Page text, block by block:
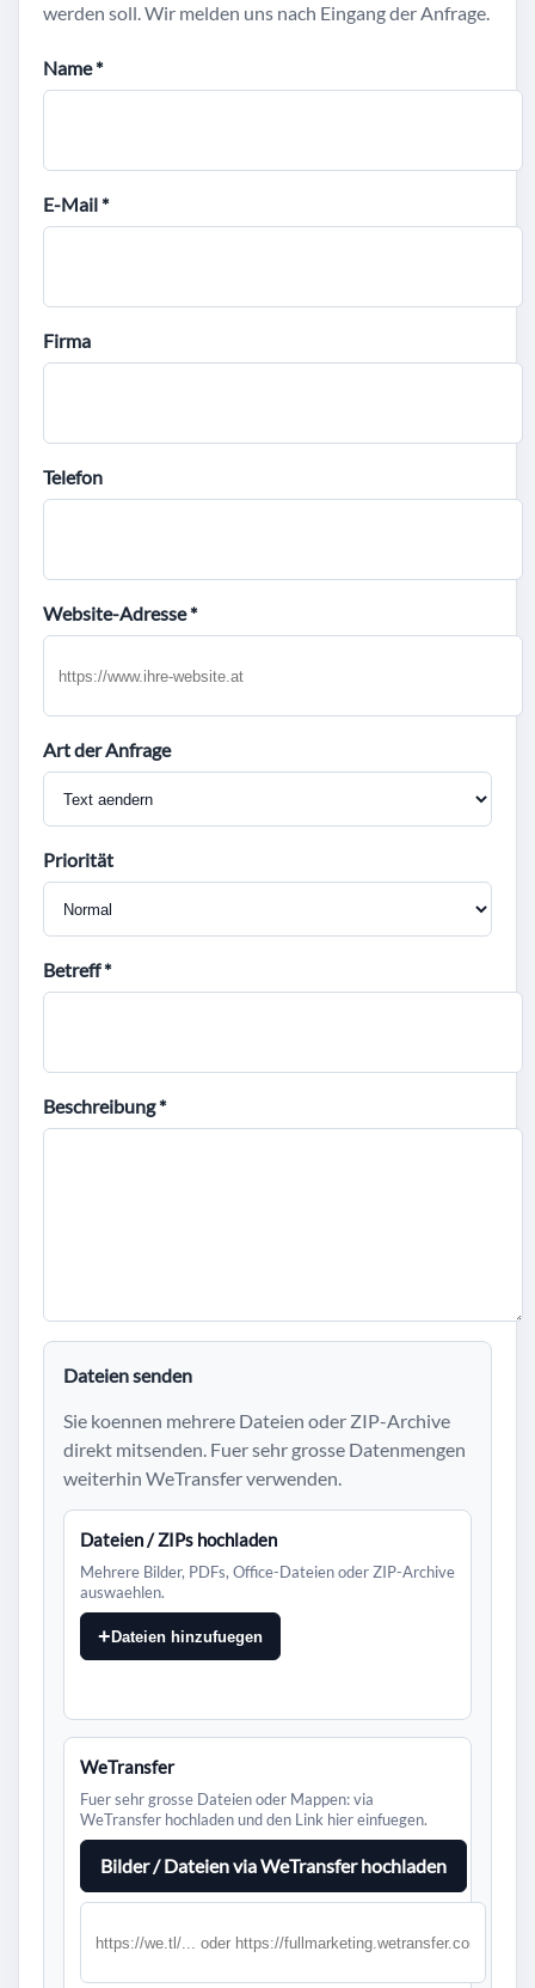
werden soll. Wir melden uns nach Eingang der Anfrage.
Name *
E-Mail *
Firma
Telefon
Website-Adresse *
Art der Anfrage
Priorität
Betreff *
Beschreibung *
Dateien senden
Sie koennen mehrere Dateien oder ZIP-Archive
direkt mitsenden. Fuer sehr grosse Datenmengen
weiterhin WeTransfer verwenden.
Dateien / ZIPs hochladen
Mehrere Bilder, PDFs, Office-Dateien oder ZIP-Archive
auswaehlen.
+ Dateien hinzufuegen
WeTransfer
Fuer sehr grosse Dateien oder Mappen: via
WeTransfer hochladen und den Link hier einfuegen.
Bilder / Dateien via WeTransfer hochladen